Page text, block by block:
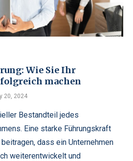
Wie Sie Ihr
machen
20, 2024
Bestandteil jedes
Eine starke Führungskraft
dass ein Unternehmen
weiterentwickelt und